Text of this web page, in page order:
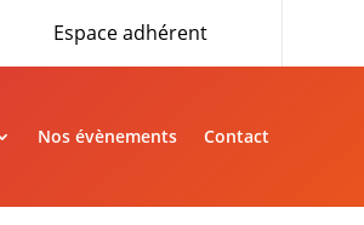
Espace adhérent
Nos évènements Contact